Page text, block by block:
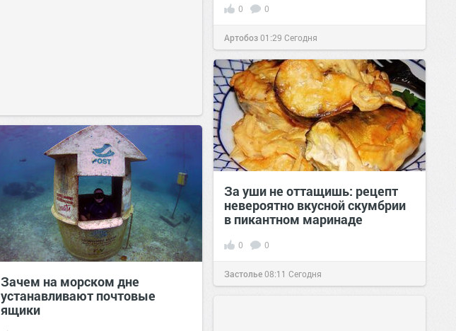
0 0
Артобоз01:29 Сегодня
За уши не оттащишь: рецепт
невероятно вкусной скумбрии
в пикантном маринаде
0 0
Застолье08:11 Сегодня
Зачем на морском дне
устанавливают почтовые
ящики